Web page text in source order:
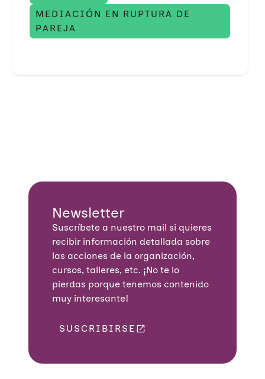
MEDIACIÓN EN RUPTURA DE
PAREJA
Newsletter
Suscríbete a nuestro mail si quieres
recibir información detallada sobre
las acciones de la organización,
cursos, talleres, etc. ¡No te lo
pierdas porque tenemos contenido
muy interesante!
SUSCRIBIRSE